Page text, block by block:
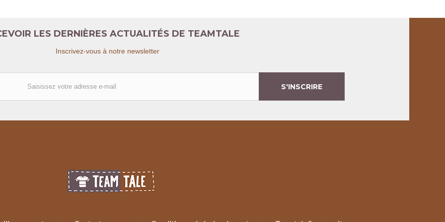
LES DERNIÈRES ACTUALITÉS DE TEAMTALE
Inscrivez-vous à notre newsletter
S'INSCRIRE